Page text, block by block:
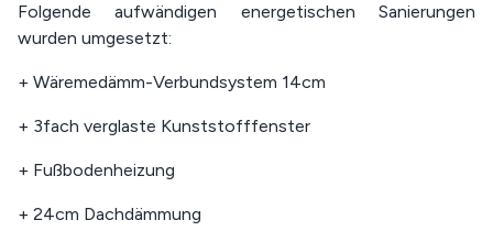
Folgende aufwändigen energetischen Sanierungen
wurden umgesetzt:
+ Wäremedämm-Verbundsystem 14cm
+ 3fach verglaste Kunststofffenster
+ Fußbodenheizung
+ 24cm Dachdämmung